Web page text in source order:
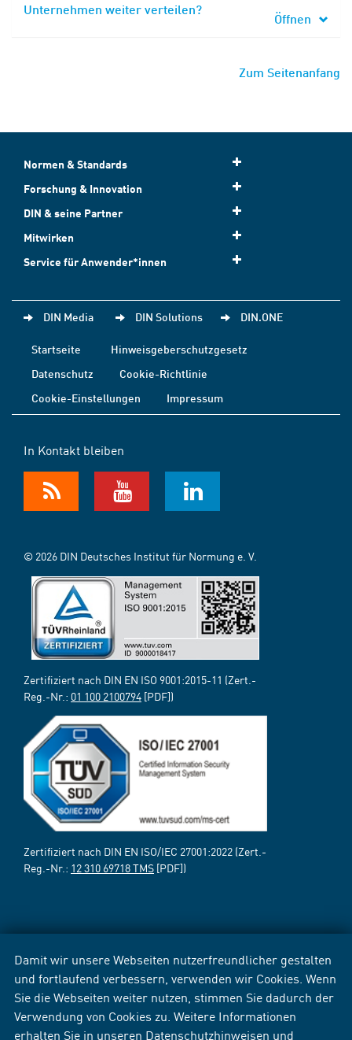
Damit wir unsere Webseiten nutzerfreundlicher gestalten
und fortlaufend verbessern, verwenden wir Cookies. Wenn
Sie die Webseiten weiter nutzen, stimmen Sie dadurch der
Verwendung von Cookies zu. Weitere Informationen
erhalten Sie in unseren Datenschutzhinweisen und
Unternehmen weiter verteilen?
Öffnen
Zum Seitenanfang
Normen & Standards
Forschung & Innovation
DIN & seine Partner
Mitwirken
Service für Anwender*innen
DIN Media DIN Solutions DIN.ONE
Startseite
Hinweisgeberschutzgesetz
Datenschutz
Cookie-Richtlinie
Cookie-Einstellungen
Impressum
In Kontakt bleiben
© 2026 DIN Deutsches Institut für Normung e. V.
Zertifiziert nach DIN EN ISO 9001:2015-11 (Zert.-
Reg.-Nr.: 01 100 2100794 [PDF])
Zertifiziert nach DIN EN ISO/IEC 27001:2022 (Zert.-
Reg.-Nr.: 12 310 69718 TMS [PDF])